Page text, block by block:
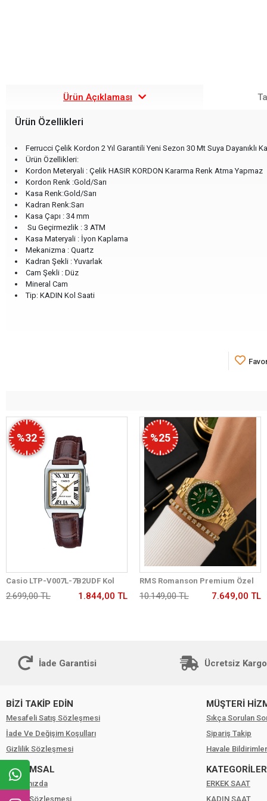
Ürün Açıklaması
Ürün Özellikleri
Ferrucci Çelik Kordon 2 Yıl Garantili Yeni Sezon 30 Mt Suya Dayanıklı
Ürün Özellikleri:
Kordon Meteryali : Çelik HASIR KORDON Kararma Renk Atma Yapmaz
Kordon Renk :Gold/Sarı
Kasa Renk:Gold/Sarı
Kadran Renk:Sarı
Kasa Çapı : 34 mm
Su Geçirmezlik : 3 ATM
Kasa Materyali : İyon Kaplama
Mekanizma : Quartz
Kadran Şekli : Yuvarlak
Cam Şekli : Düz
Mineral Cam
Tip: KADIN Kol Saati
%32
Casio LTP-V007L-7B2UDF Kol
Saati
2.699,00 TL 1.844,00 TL
%25
RMS Romanson Premium Özel
Tasarım Kordon 2 Yıl Garantili 5
Atm Kadın Kol Saati+Bileklik
10.149,00 TL 7.649,00 TL
İade Garantisi Ücretsiz Kargo
BİZİ TAKİP EDİN
Mesafeli Satış Sözleşmesi
İade Ve Değişim Koşulları
Gizlilik Sözleşmesi
KURUMSAL
Hakkımızda
Üyelik Sözleşmesi
MÜŞTERİ
Sıkça Sorulan
Sipariş Takip
Havale
KATEGORİLER
ERKEK SAAT
KADIN SAAT